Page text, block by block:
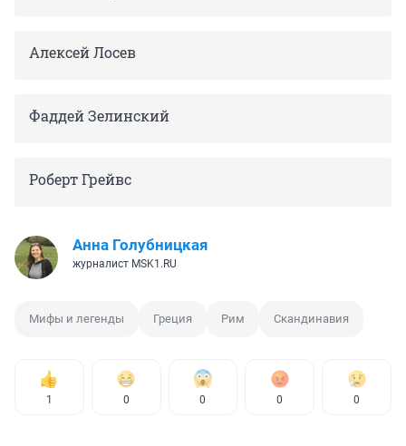
Алексей Лосев
Фаддей Зелинский
Роберт Грейвс
Анна Голубницкая
журналист MSK1.RU
Мифы и легенды Греция Рим Скандинавия
1 0 0 0 0